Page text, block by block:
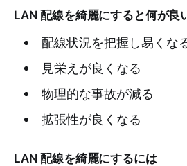
LAN 配線を綺麗にすると何が良
配線状況を把握し易くな
見栄えが良くなる
物理的な事故が減る
拡張性が良くなる
LAN 配線を綺麗にするには